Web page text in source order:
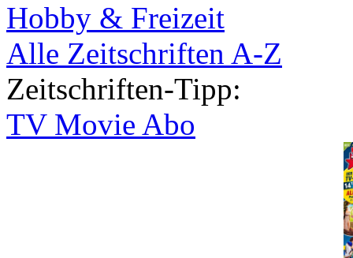
Hobby & Freizeit
Alle Zeitschriften A-Z
Zeitschriften-Tipp:
TV Movie Abo